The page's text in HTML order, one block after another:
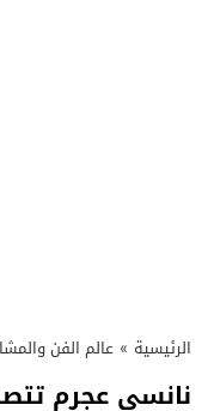
الرئيسية » عالم الفن
نانسي عجرم